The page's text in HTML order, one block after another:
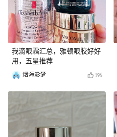
我滴眼霜汇总，雅顿眼胶好好
用，五星推荐
烟海影梦 196